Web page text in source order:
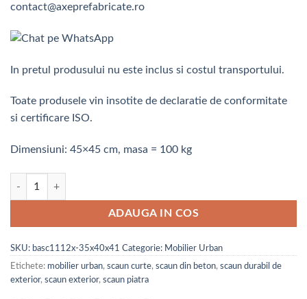
contact@axeprefabricate.ro
In pretul produsului nu este inclus si costul transportului.
Toate produsele vin insotite de declaratie de conformitate
si certificare ISO.
Dimensiuni: 45×45 cm, masa = 100 kg
Cantitate Scaun din beton rotund 45 cm
ADAUGA IN COS
SKU: basc1112x-35x40x41 Categorie: Mobilier Urban
Etichete: mobilier urban, scaun curte, scaun din beton, scaun durabil de
exterior, scaun exterior, scaun piatra